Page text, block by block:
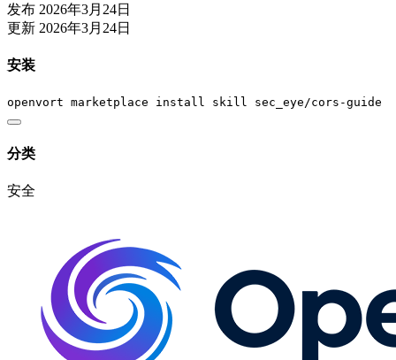
发布 2026年3月24日
更新 2026年3月24日
安装
openvort marketplace install skill sec_eye/cors-guide
分类
安全